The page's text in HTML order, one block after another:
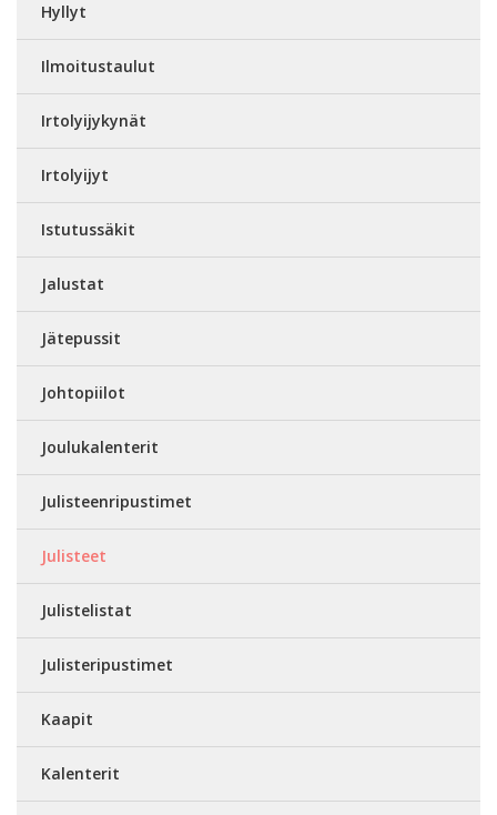
Hyllyt
Ilmoitustaulut
Irtolyijykynät
Irtolyijyt
Istutussäkit
Jalustat
Jätepussit
Johtopiilot
Joulukalenterit
Julisteenripustimet
Julisteet
Julistelistat
Julisteripustimet
Kaapit
Kalenterit